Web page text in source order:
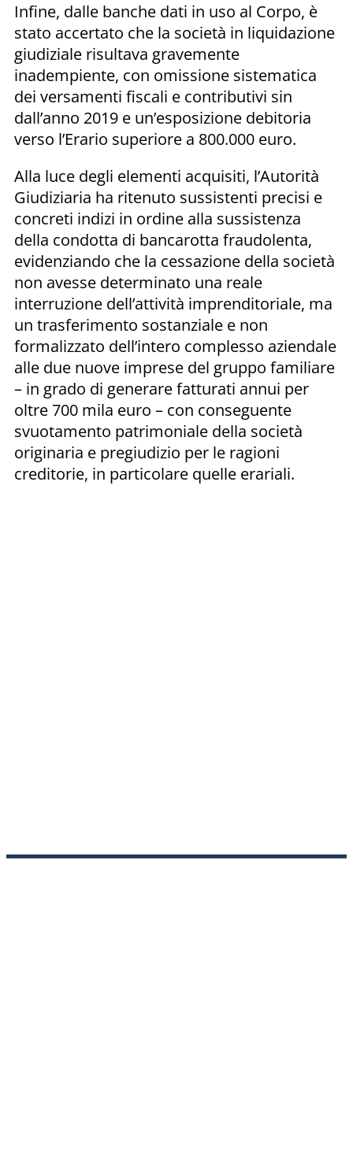
Infine, dalle banche dati in uso al Corpo, è
stato accertato che la società in liquidazione
giudiziale risultava gravemente
inadempiente, con omissione sistematica
dei versamenti fiscali e contributivi sin
dall’anno 2019 e un’esposizione debitoria
verso l’Erario superiore a 800.000 euro.
Alla luce degli elementi acquisiti, l’Autorità
Giudiziaria ha ritenuto sussistenti precisi e
concreti indizi in ordine alla sussistenza
della condotta di bancarotta fraudolenta,
evidenziando che la cessazione della società
non avesse determinato una reale
interruzione dell’attività imprenditoriale, ma
un trasferimento sostanziale e non
formalizzato dell’intero complesso aziendale
alle due nuove imprese del gruppo familiare
– in grado di generare fatturati annui per
oltre 700 mila euro – con conseguente
svuotamento patrimoniale della società
originaria e pregiudizio per le ragioni
creditorie, in particolare quelle erariali.